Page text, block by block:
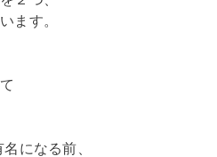
ます。
になる前、